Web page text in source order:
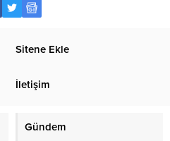
Sitene Ekle
İletişim
Gündem